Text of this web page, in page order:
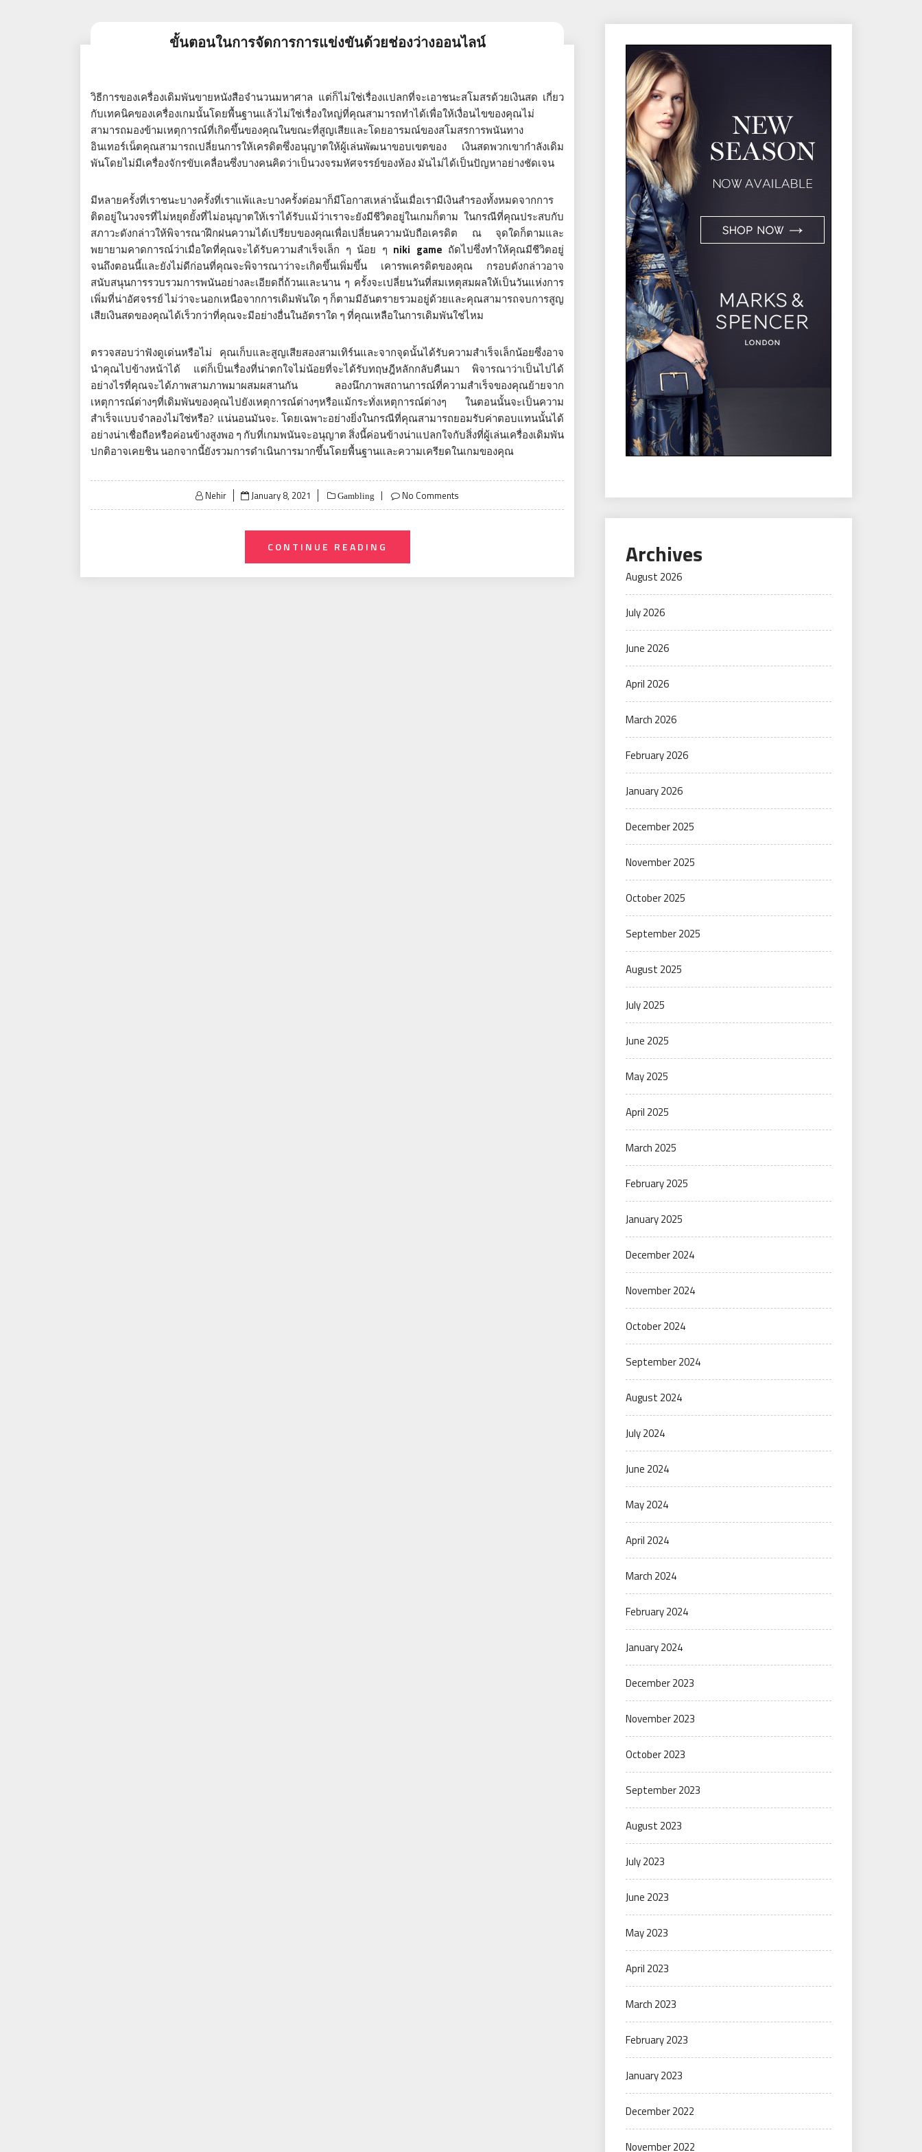
ขั้นตอนในการจัดการการแข่งขันด้วยช่องว่างออนไลน์
วิธีการของเครื่องเดิมพันขายหนังสือจำนวนมหาศาล แต่ก็ไม่ใช่เรื่องแปลกที่จะเอาชนะสโมสรด้วยเงินสด เกี่ยว
กับเทคนิคของเครื่องเกมนั้นโดยพื้นฐานแล้วไม่ใช่เรื่องใหญ่ที่คุณสามารถทำได้เพื่อให้เงื่อนไขของคุณไม่
สามารถมองข้ามเหตุการณ์ที่เกิดขึ้นของคุณในขณะที่สูญเสียและโดยอารมณ์ของสโมสรการพนันทาง
อินเทอร์เน็ตคุณสามารถเปลี่ยนการให้เครดิตซึ่งอนุญาตให้ผู้เล่นพัฒนาขอบเขตของ เงินสดพวกเขากำลังเดิม
พันโดยไม่มีเครื่องจักรขับเคลื่อนซึ่งบางคนคิดว่าเป็นวงจรมหัศจรรย์ของห้อง มันไม่ได้เป็นปัญหาอย่างชัดเจน
มีหลายครั้งที่เราชนะบางครั้งที่เราแพ้และบางครั้งต่อมาก็มีโอกาสเหล่านั้นเมื่อเรามีเงินสำรองทั้งหมดจากการ
ติดอยู่ในวงจรที่ไม่หยุดยั้งที่ไม่อนุญาตให้เราได้รับแม้ว่าเราจะยังมีชีวิตอยู่ในเกมก็ตาม ในกรณีที่คุณประสบกับ
สภาวะดังกล่าวให้พิจารณาฝึกฝนความได้เปรียบของคุณเพื่อเปลี่ยนความนับถือเครดิต ณ จุดใดก็ตามและ
พยายามคาดการณ์ว่าเมื่อใดที่คุณจะได้รับความสำเร็จเล็ก ๆ น้อย ๆ niki game ถัดไปซึ่งทำให้คุณมีชีวิตอยู่
จนถึงตอนนี้และยังไม่ดีก่อนที่คุณจะพิจารณาว่าจะเกิดขึ้นเพิ่มขึ้น เคารพเครดิตของคุณ กรอบดังกล่าวอาจ
สนับสนุนการรวบรวมการพนันอย่างละเอียดถี่ถ้วนและนาน ๆ ครั้งจะเปลี่ยนวันที่สมเหตุสมผลให้เป็นวันแห่งการ
เพิ่มที่น่าอัศจรรย์ ไม่ว่าจะนอกเหนือจากการเดิมพันใด ๆ ก็ตามมีอันตรายรวมอยู่ด้วยและคุณสามารถจบการสูญ
เสียเงินสดของคุณได้เร็วกว่าที่คุณจะมีอย่างอื่นในอัตราใด ๆ ที่คุณเหลือในการเดิมพันใช่ไหม
ตรวจสอบว่าฟังดูเด่นหรือไม่ คุณเก็บและสูญเสียสองสามเทิร์นและจากจุดนั้นได้รับความสำเร็จเล็กน้อยซึ่งอาจ
นำคุณไปข้างหน้าได้ แต่ก็เป็นเรื่องที่น่าตกใจไม่น้อยที่จะได้รับทฤษฎีหลักกลับคืนมา พิจารณาว่าเป็นไปได้
อย่างไรที่คุณจะได้ภาพสามภาพมาผสมผสานกัน ลองนึกภาพสถานการณ์ที่ความสำเร็จของคุณย้ายจาก
เหตุการณ์ต่างๆที่เดิมพันของคุณไปยังเหตุการณ์ต่างๆหรือแม้กระทั่งเหตุการณ์ต่างๆ ในตอนนั้นจะเป็นความ
สำเร็จแบบจำลองไม่ใช่หรือ? แน่นอนมันจะ. โดยเฉพาะอย่างยิ่งในกรณีที่คุณสามารถยอมรับค่าตอบแทนนั้นได้
อย่างน่าเชื่อถือหรือค่อนข้างสูงพอ ๆ กับที่เกมพนันจะอนุญาต สิ่งนี้ค่อนข้างน่าแปลกใจกับสิ่งที่ผู้เล่นเครื่องเดิมพัน
ปกติอาจเคยชิน นอกจากนี้ยังรวมการดำเนินการมากขึ้นโดยพื้นฐานและความเครียดในเกมของคุณ
Nehir
Posted
on
January 8, 2021 Gambling No Comments
CONTINUE READING Archives
August 2026
July 2026
June 2026
April 2026
March 2026
February 2026
January 2026
December 2025
November 2025
October 2025
September 2025
August 2025
July 2025
June 2025
May 2025
April 2025
March 2025
February 2025
January 2025
December 2024
November 2024
October 2024
September 2024
August 2024
July 2024
June 2024
May 2024
April 2024
March 2024
February 2024
January 2024
December 2023
November 2023
October 2023
September 2023
August 2023
July 2023
June 2023
May 2023
April 2023
March 2023
February 2023
January 2023
December 2022
November 2022